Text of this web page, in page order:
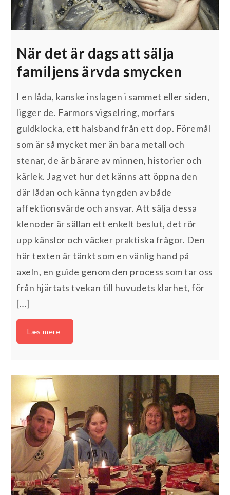
När det är dags att sälja
familjens ärvda smycken
I en låda, kanske inslagen i sammet eller siden,
ligger de. Farmors vigselring, morfars
guldklocka, ett halsband från ett dop. Föremål
som är så mycket mer än bara metall och
stenar, de är bärare av minnen, historier och
kärlek. Jag vet hur det känns att öppna den
där lådan och känna tyngden av både
affektionsvärde och ansvar. Att sälja dessa
klenoder är sällan ett enkelt beslut, det rör
upp känslor och väcker praktiska frågor. Den
här texten är tänkt som en vänlig hand på
axeln, en guide genom den process som tar oss
från hjärtats tvekan till huvudets klarhet, för
[…]